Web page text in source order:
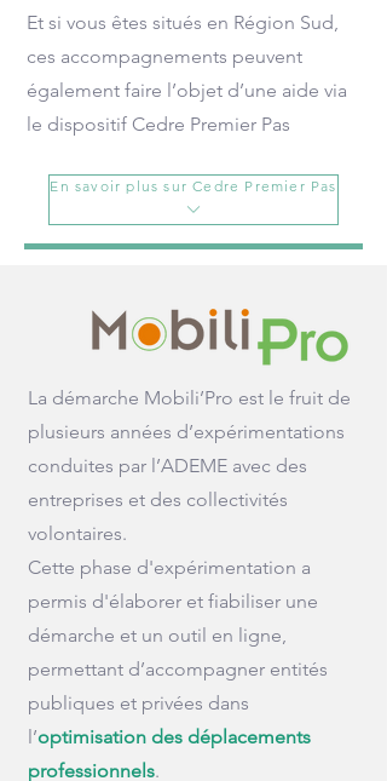
Et si vous êtes situés en Région Sud,
ces accompagnements peuvent
également faire l’objet d’une aide via
le dispositif Cedre Premier Pas
En savoir plus sur Cedre Premier Pas
La démarche Mobili’Pro est le fruit de
plusieurs années d’expérimentations
conduites par l’ADEME avec des
entreprises et des collectivités
volontaires.
Cette phase d'expérimentation a
permis d'élaborer et fiabiliser une
démarche et un outil en ligne,
permettant d’accompagner entités
publiques et privées dans
l’optimisation des déplacements
professionnels.